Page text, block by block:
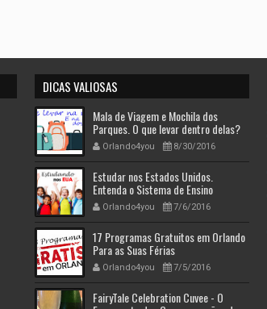
DICAS VALIOSAS
Mala de Viagem e Mochila dos
Parques. O que levar dentro delas?
Orlando4you 8/30/2016
Estudar nos Estados Unidos.
Entenda o Sistema de Ensino
Americano - Descobrindo a América
Orlando4you 7/6/2016
17 Programas Gratuitos em Orlando
Para as Suas Férias
Orlando4you 7/5/2016
FairyTale Celebration Cuvee - O